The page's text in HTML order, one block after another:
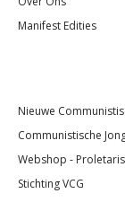
Manifest Edities
Nieuwe
Communistische
Webshop -
Stichting VCG